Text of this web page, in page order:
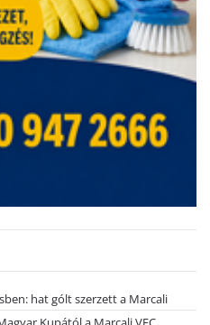
hat gólt szerzett a Marcali